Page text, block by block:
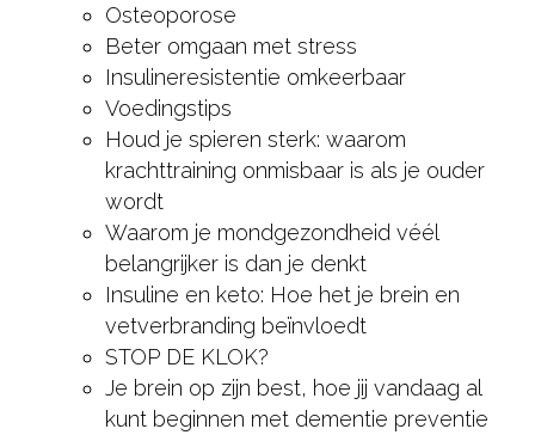
Osteoporose
Beter omgaan met stress
Insulineresistentie omkeerbaar
Voedingstips
Houd je spieren sterk: waarom
krachttraining onmisbaar is als je ouder
wordt
Waarom je mondgezondheid véél
belangrijker is dan je denkt
Insuline en keto: Hoe het je brein en
vetverbranding beïnvloedt
STOP DE KLOK?
Je brein op zijn best, hoe jij vandaag al
kunt beginnen met dementie preventie